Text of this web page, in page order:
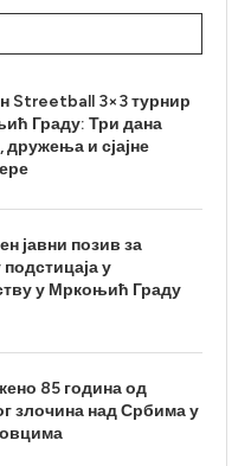
Streetball 3×3 турнир
Граду: Три дана
дружења и сјајне
јавни позив за
у
у Мркоњић Граду
85 година од
злочина над Србима у